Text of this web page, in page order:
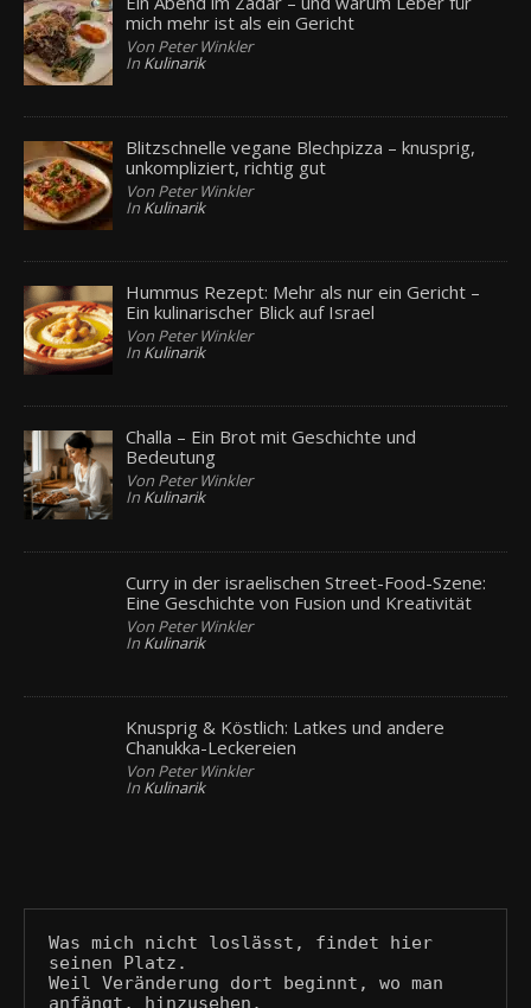
mich mehr ist als ein Gericht
Von Peter Winkler
In Kulinarik
Blitzschnelle vegane Blechpizza – knusprig,
unkompliziert, richtig gut
Von Peter Winkler
In Kulinarik
Hummus Rezept: Mehr als nur ein Gericht –
Ein kulinarischer Blick auf Israel
Von Peter Winkler
In Kulinarik
Challa – Ein Brot mit Geschichte und
Bedeutung
Von Peter Winkler
In Kulinarik
Curry in der israelischen Street-Food-Szene:
Eine Geschichte von Fusion und Kreativität
Von Peter Winkler
In Kulinarik
Knusprig & Köstlich: Latkes und andere
Chanukka-Leckereien
Von Peter Winkler
In Kulinarik
Was mich nicht loslässt, findet hier
seinen Platz.
Weil Veränderung dort beginnt, wo man
anfängt, hinzusehen.